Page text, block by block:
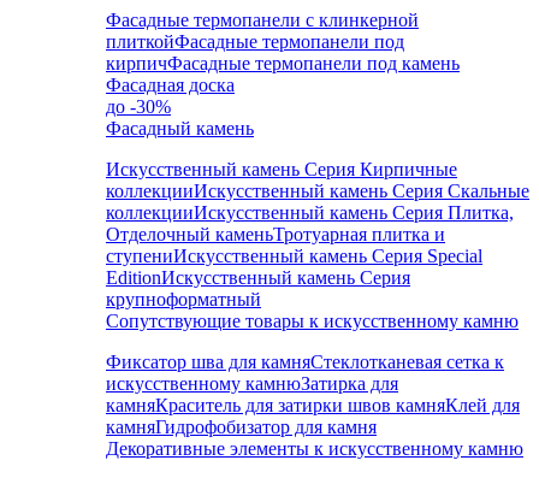
Фасадные термопанели с клинкерной
плиткойФасадные термопанели под
кирпичФасадные термопанели под камень
Фасадная доска
до -30%
Фасадный камень
Искусственный камень Серия Кирпичные
коллекцииИскусственный камень Серия Скальные
коллекцииИскусственный камень Серия Плитка,
Отделочный каменьТротуарная плитка и
ступениИскусственный камень Серия Special
EditionИскусственный камень Серия
крупноформатный
Сопутствующие товары к искусственному камню
Фиксатор шва для камняСтеклотканевая сетка к
искусственному камнюЗатирка для
камняКраситель для затирки швов камняКлей для
камняГидрофобизатор для камня
Декоративные элементы к искусственному камню